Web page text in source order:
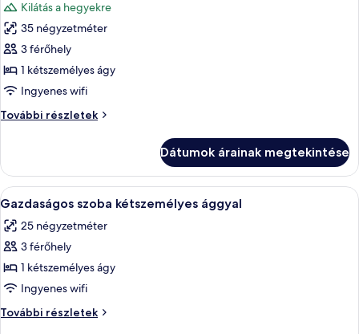
összes
képének
megtekintése:
Standard
szoba
kétszemélyes
vagy
külön
ággyal,
erkély,
kilátással
a
hegyre
Kilátás a hegyekre
35 négyzetméter
3 férőhely
1 kétszemélyes ágy
Ingyenes wifi
További részletek
Standard
két
külön
ággyal,
kilátással
a
további
részletei
Dátumok árainak megtekintése
A
következő
szoba
összes
képének
megtekintése:
Gazdaságos
szoba
Egy szállodai szoba, amelyben egy
4
Gazdaságos szoba kétszemélyes ággyal
25 négyzetméter
3 férőhely
1 kétszemélyes ágy
Ingyenes wifi
További részletek
Gazdaságos